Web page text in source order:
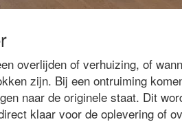
overlijden of verhuizing, of
zijn. Bij een ontruiming
naar de originele staat. Dit
klaar voor de oplevering of